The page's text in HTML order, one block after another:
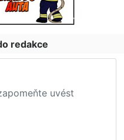
redakce